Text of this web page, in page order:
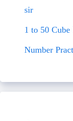
sir
1 to 50 Cube
Number